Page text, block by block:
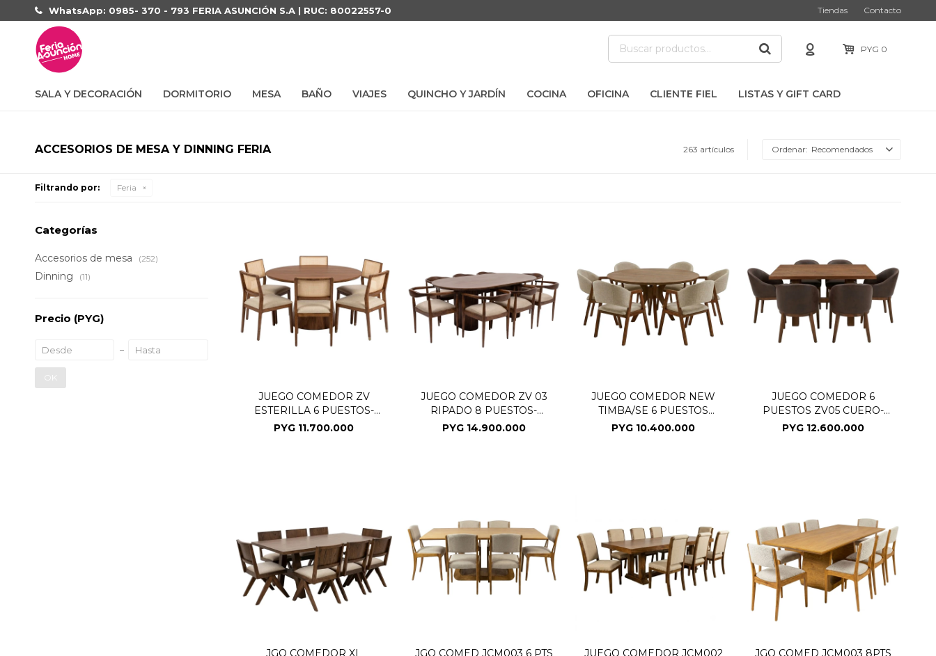
SALA Y DECORACIÓN DORMITORIO MESA BAÑO VIAJES QUINCHO Y JARDÍN COCINA OFICINA CLIENTE FIEL LISTAS Y GIFT CARD
PYG 0
WhatsApp: 0985- 370 - 793 FERIA ASUNCIÓN S.A | RUC: 80022557-0 Tiendas Contacto
ACCESORIOS DE MESA Y DINNING FERIA 263 artículos Recomendados
Filtrando por: Feria
JUEGO COMEDOR ZV
ESTERILLA 6 PUESTOS-
SE(CD)
PYG 11.700.000
JUEGO COMEDOR ZV 03
RIPADO 8 PUESTOS-
NOGAL (CD)
PYG 14.900.000
JUEGO COMEDOR NEW
TIMBA/SE 6 PUESTOS
BEIGE 305531
PYG 10.400.000
JUEGO COMEDOR 6
PUESTOS ZV05 CUERO-
SEDONA (CD)
PYG 12.600.000
JGO COMEDOR XL
JGO COMED JCM003 6 PTS
JUEGO COMEDOR JCM002
JGO COMED JCM003 8PTS
Categorías
Accesorios de mesa (252)
Dinning (11)
Precio (PYG)
OK